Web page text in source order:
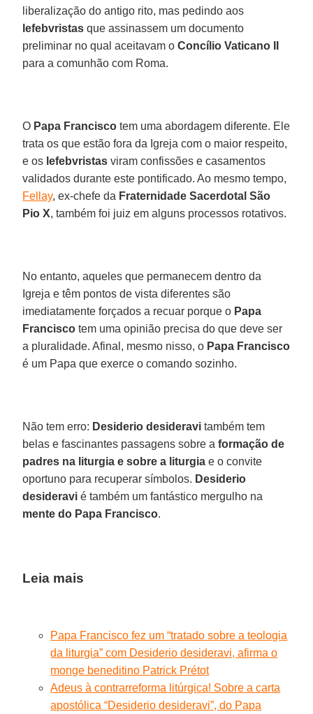
liberalização do antigo rito, mas pedindo aos
lefebvristas que assinassem um documento
preliminar no qual aceitavam oConcílio Vaticano II
para a comunhão com Roma.
O Papa Francisco tem uma abordagem diferente. Ele
trata os que estão fora da Igreja com o maior respeito,
e os lefebvristas viram confissões e casamentos
validados durante este pontificado. Ao mesmo tempo,
Fellay, ex-chefe da Fraternidade Sacerdotal São
Pio X, também foi juiz em alguns processos rotativos.
No entanto, aqueles que permanecem dentro da
Igreja e têm pontos de vista diferentes são
imediatamente forçados a recuar porque o Papa
Francisco tem uma opinião precisa do que deve ser
a pluralidade. Afinal, mesmo nisso, o Papa Francisco
é um Papa que exerce o comando sozinho.
Não tem erro: Desiderio desideravi também tem
belas e fascinantes passagens sobre aformação de
padres na liturgia e sobre a liturgia e o convite
oportuno para recuperar símbolos. Desiderio
desideravi é também um fantástico mergulho na
mente do Papa Francisco.
Leia mais
Papa Francisco fez um “tratado sobre a teologia
da liturgia” com Desiderio desideravi, afirma o
monge beneditino Patrick Prétot
Adeus à contrarreforma litúrgica! Sobre a carta
apostólica “Desiderio desideravi”, do Papa